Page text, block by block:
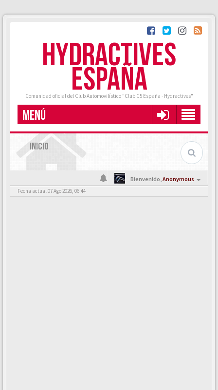
HYDRACTIVES
ESPAÑA
Comunidad oficial del Club Automovilístico "Club C5 España - Hydractives"
MENÚ
INICIO
Bienvenido,Anonymous
Fecha actual 07 Ago 2026, 06:44